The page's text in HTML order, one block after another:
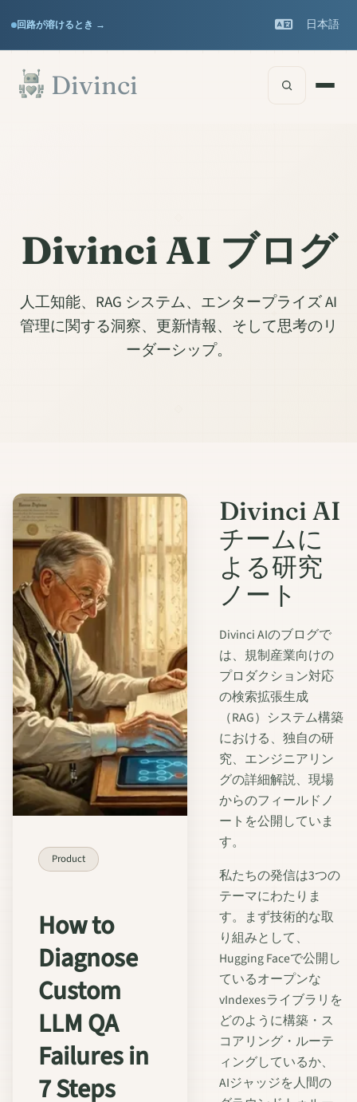
回路が溶けるとき → 日本語
Divinci
Divinci AI ブログ
人工知能、RAG システム、エンタープライズ AI
管理に関する洞察、更新情報、そして思考のリ
ーダーシップ。
Product
How to
Diagnose
Custom
LLM QA
Failures in
7 Steps
Divinci AI
チームに
よる研究
ノート
Divinci AIのブログで
は、規制産業向けの
プロダクション対応
の検索拡張生成
（RAG）システム構築
における、独自の研
究、エンジニアリン
グの詳細解説、現場
からのフィールドノ
ートを公開していま
す。
私たちの発信は3つの
テーマにわたりま
す。まず技術的な取
り組みとして、
Hugging Faceで公開し
ているオープンな
vIndexesライブラリを
どのように構築・ス
コアリング・ルーテ
ィングしているか、
AIジャッジを人間の